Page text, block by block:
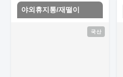
야외휴지통/재떨이
국산